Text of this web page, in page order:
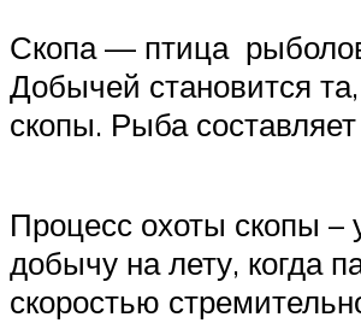
Скопа — птица
Добычей становится
скопы. Рыба
Процесс охоты скопы –
добычу на лету, когда
скоростью